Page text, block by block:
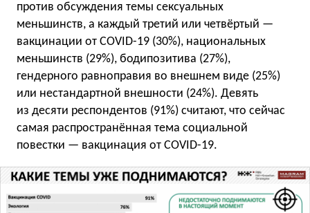
против обсуждения темы сексуальных
меньшинств, а каждый третий или четвёртый —
вакцинации от COVID-19 (30%), национальных
меньшинств (29%), бодипозитива (27%),
гендерного равноправия во внешнем виде (25%)
или нестандартной внешности (24%). Девять
из десяти респондентов (91%) считают, что сейчас
самая распространённая тема социальной
повестки — вакцинация от COVID-19.